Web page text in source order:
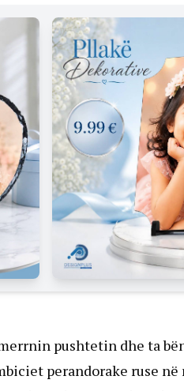
pushtetin dhe ta
perandorake ruse